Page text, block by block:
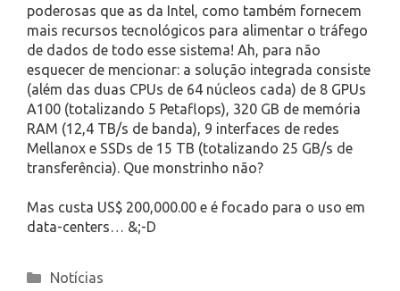
poderosas que as da Intel, como também fornecem
mais recursos tecnológicos para alimentar o tráfego
de dados de todo esse sistema! Ah, para não
esquecer de mencionar: a solução integrada consiste
(além das duas CPUs de 64 núcleos cada) de 8 GPUs
A100 (totalizando 5 Petaflops), 320 GB de memória
RAM (12,4 TB/s de banda), 9 interfaces de redes
Mellanox e SSDs de 15 TB (totalizando 25 GB/s de
transferência). Que monstrinho não?
Mas custa US$ 200,000.00 e é focado para o uso em
data-centers… &;-D
Categories
Notícias